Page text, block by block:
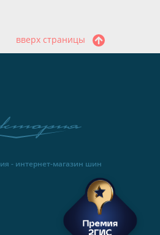
вверх страницы
- интернет-магазин шин